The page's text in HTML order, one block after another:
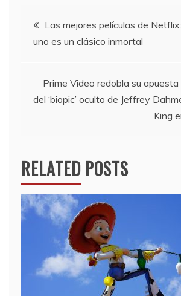
Navegación
de
entradas
Las mejores películas de
uno es un clásico inmortal
Prime Video redobla su apuesta
del ‘biopic’ oculto de Jeffrey
King
RELATED POSTS